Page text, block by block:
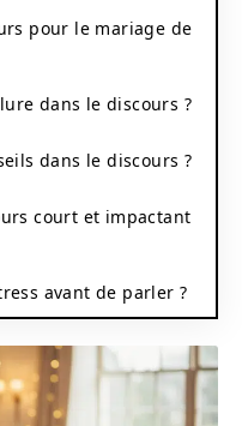
pour le mariage de
dans le discours ?
dans le discours ?
court et impactant
avant de parler ?